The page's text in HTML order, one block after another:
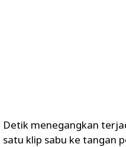
Detik menegangkan
satu klip sabu ke tangan